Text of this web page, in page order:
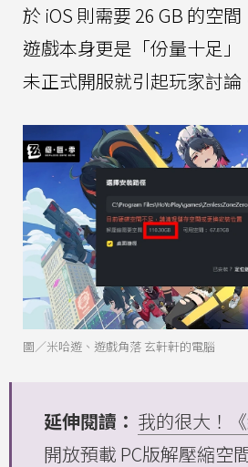
於 iOS 則需要 26 GB 的空
遊戲本身更是「份量十足
未正式開服就引起玩家討論
圖／米哈遊、遊戲角落 玄軒軒的電腦
延伸閱讀： 我的很大！
開放預載 PC版解壓縮空